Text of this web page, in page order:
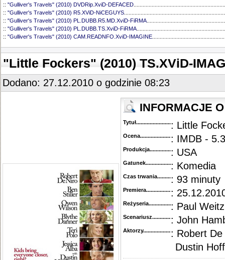
:: "Gulliver's Travels" (2010) DVDRip.XviD-DEFACED
:: "Gulliver's Travels" (2010) R5.XViD-NiCEGUYS
:: "Gulliver's Travels" (2010) PL.DUBB.R5.MD.XviD-FiRMA
:: "Gulliver's Travels" (2010) PL.DUBB.TS.XviD-FiRMA
:: "Gulliver's Travels" (2010) CAM.READNFO.XviD-IMAGINE
"Little Fockers" (2010) TS.XViD-
Dodano: 27.12.2010 o godzinie 08:23
INFORMACJE
Tytuł............................................
: Little
Ocena.............................................
: IMDB -
Produkcja.........................................
: USA
Gatunek...........................................
: Komedia
Czas trwania......................................
: 93 minuty
Premiera..........................................
:
Reżyseria........................................
: Paul Weitz
Scenariusz........................................
: John
Aktorzy...........................................
: Robert
Dustin